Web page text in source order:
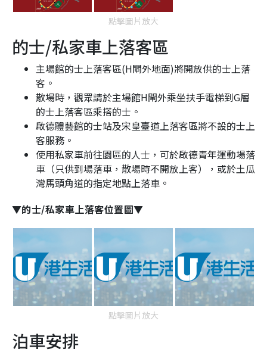
點擊圖片放大
的士/私家車上落客區
主場館的士上落客區(H閘外地面)將開放供的士上落
客。
散場時，觀眾請於主場館H閘外乘坐扶手電梯到G層
的士上落客區乘搭的士。
啟德體藝館的士站及宋皇臺道上落客區將不設的士上
客服務。
使用私家車前往園區的人士，可於啟德青年運動場落
車（只供到場落車，散場時不開放上客），或於土瓜
灣馬頭角道的指定地點上落車。
▼的士/私家車上落客位置圖▼
點擊圖片放大
泊車安排